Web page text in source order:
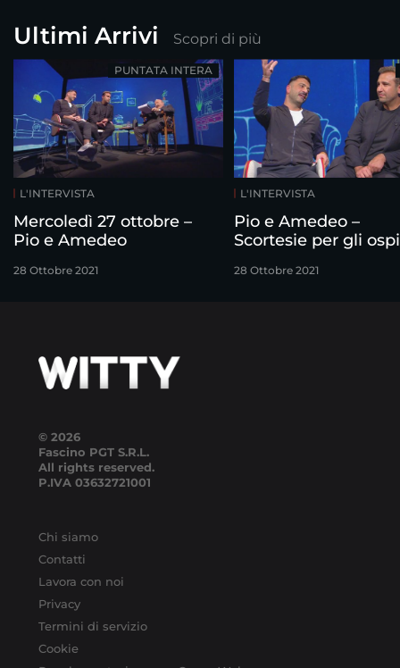
Ultimi Arrivi Scopri di più
L'INTERVISTA
Mercoledì 27 ottobre –
Pio e Amedeo
28 Ottobre 2021
PUNTATA INTERA
L'INTERVISTA
Pio e Amedeo –
Scortesie per gli
28 Ottobre 2021
© 2026
Fascino PGT S.R.L.
All rights reserved.
P.IVA 03632721001
Chi siamo
Contatti
Lavora con noi
Privacy
Termini di servizio
Cookie